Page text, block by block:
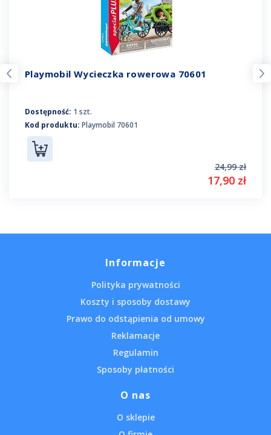
Playmobil Wycieczka rowerowa 70601
Dostępność: 1 szt.
Kod produktu: Playmobil 70601
24,99 zł
17,90 zł
Informacje
Polityka prywatności
Koszty i sposoby dostawy
Prawo do odstąpienia od umowy
Reklamacje
Regulamin
Sposoby płatności
O nas
O sklepie